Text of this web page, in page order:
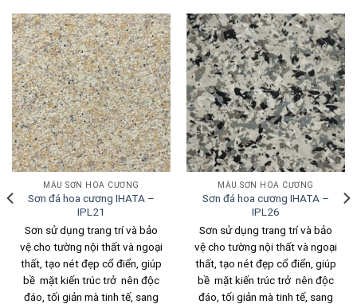
MẪU SƠN HOA CƯƠNG
Sơn đá hoa cương IHATA –
IPL21
Sơn sử dụng trang trí và bảo
vệ cho tường nội thất và ngoại
thất, tạo nét đẹp cổ điển, giúp
bề mặt kiến trúc trở nên độc
đáo, tối giản mà tinh tế, sang
MẪU SƠN HOA CƯƠNG
Sơn đá hoa cương IHATA –
IPL26
Sơn sử dụng trang trí và bảo
vệ cho tường nội thất và ngoại
thất, tạo nét đẹp cổ điển, giúp
bề mặt kiến trúc trở nên độc
đáo, tối giản mà tinh tế, sang